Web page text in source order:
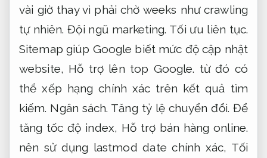
vài giờ thay vì phải chờ weeks như crawling
tự nhiên.Đội ngũ marketing. Tối ưu liên tục.
Sitemap giúp Google biết mức độ cập nhật
website, Hỗ trợ lên top Google. từ đó có
thể xếp hạng chính xác trên kết quả tìm
kiếm. Ngân sách. Tăng tỷ lệ chuyển đổi. Để
tăng tốc độ index, Hỗ trợ bán hàng online.
nên sử dụng lastmod date chính xác, Tối